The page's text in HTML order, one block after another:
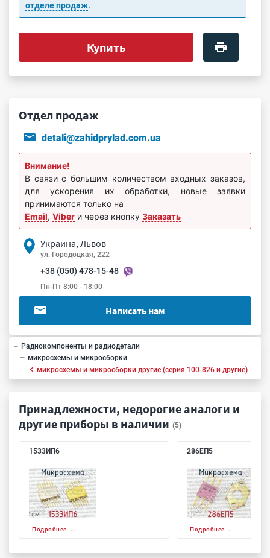
отделе продаж.
Купить
Отдел продаж
detali@zahidprylad.com.ua
Внимание!
В связи с большим количеством входных заказов,
для ускорения их обработки, новые заявки
принимаются только на
Email, Viber и через кнопку Заказать
Украина, Львов
ул. Городоцкая, 222
+38 (050) 478-15-48
Пн-Пт 8:00 - 18:00
Написать нам
Радиокомпоненты и радиодетали
микросхемы и микросборки
микросхемы и микросборки другие (серия 100-826 и другие)
Принадлежности, недорогие аналоги и
другие приборы в наличии (5)
1533ИП6
Подробнее ...
286ЕП5
Подробнее ...